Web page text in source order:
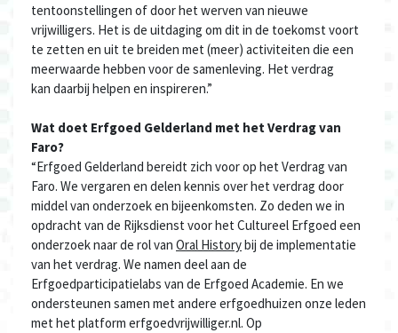
tentoonstellingen ofdoor het werven van nieuwe
vrijwilligers. Het is de uitdaging om dit in de toekomst voort
te zetten en uit te breiden met (meer) activiteiten die een
meerwaarde hebben voor de samenleving. Het verdrag
kan daarbij helpen en inspireren.”
Wat doet Erfgoed Gelderland met het Verdrag van
Faro?
“Erfgoed Gelderland bereidt zich voor op het Verdrag van
Faro. We vergaren en delen kennis over het verdrag door
middel van onderzoeken bijeenkomsten. Zo deden we in
opdracht van de Rijksdienst voor het Cultureel Erfgoed een
onderzoek naarde rol van Oral Historybij de implementatie
van het verdrag. We namen deel aan de
Erfgoedparticipatielabs van de Erfgoed Academie. En we
ondersteunen samen met andere erfgoedhuizen onze leden
met het platform erfgoedvrijwilliger.nl. Op